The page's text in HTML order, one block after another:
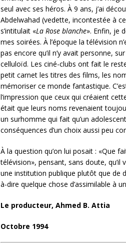
seul avec ses héros. À 9 ans, j’ai
Abdelwahad (vedette, incontestée à
s’intitulait «La Rose blanche». Enfin, je
mes soirées. À l’époque la télévision
pas encore qu’il n’y avait personne,
celluloïd. Les ciné-clubs ont fait le
petit carnet les titres des films, les
mémoriser ce monde fantastique.
l’impression que ceux qui créaient
était que leurs noms revenaient
un surhomme qui fait qu’un
conséquences d’un choix aussi peu
À la question qu’on lui posait : «Que
télévision», pensant, sans doute,
une institution publique plutôt que de
à-dire quelque chose d’assimilable à
Le producteur, Ahmed B. Attia
Octobre 1994